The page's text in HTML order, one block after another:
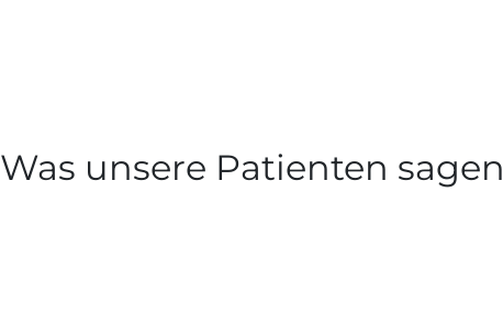
Was unsere Patienten sagen